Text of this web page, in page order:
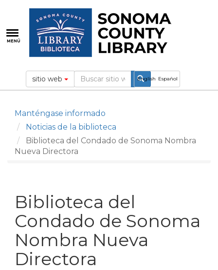
contenido
principal
MENÚ
English Español
sitio web
Manténgase informado
Noticias de la biblioteca
Biblioteca del Condado de Sonoma Nombra
Nueva Directora
Biblioteca del
Condado de Sonoma
Nombra Nueva
Directora